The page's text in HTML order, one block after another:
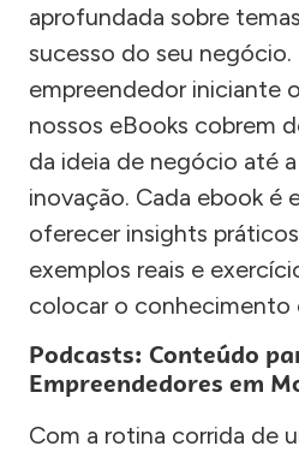
aprofundada sobre
sucesso do seu
empreendedor iniciante
nossos eBooks cobrem
da ideia de negócio até
inovação. Cada ebook é
oferecer insights
exemplos reais e
colocar o conhecimento
Podcasts: Conteúdo
Empreendedores em
Com a rotina corrida de